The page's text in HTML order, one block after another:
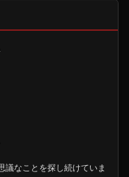
議なことを探し続けていま